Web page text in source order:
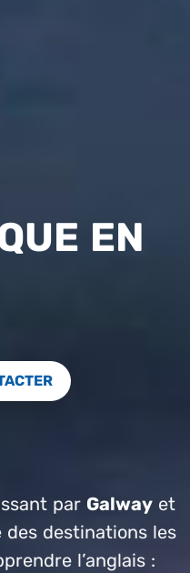
EN
par Galway et
des destinations les
l’anglais :